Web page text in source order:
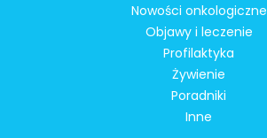
Nowości onkologiczne
Objawy i leczenie
Profilaktyka
Żywienie
Poradniki
Inne